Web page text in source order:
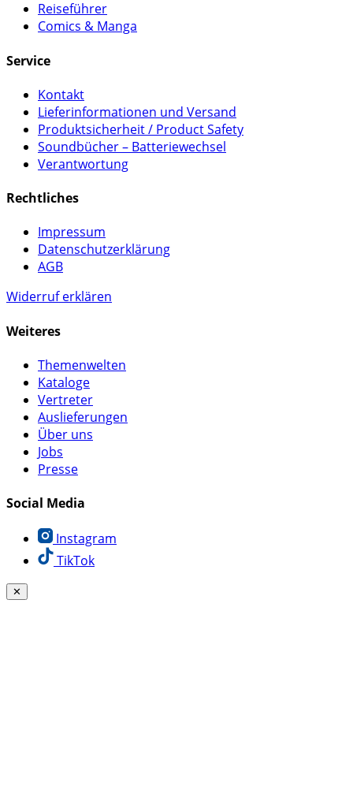
Reiseführer
Comics & Manga
Service
Kontakt
Lieferinformationen und Versand
Produktsicherheit / Product Safety
Soundbücher – Batteriewechsel
Verantwortung
Rechtliches
Impressum
Datenschutzerklärung
AGB
Widerruf erklären
Weiteres
Themenwelten
Kataloge
Vertreter
Auslieferungen
Über uns
Jobs
Presse
Social Media
Instagram
TikTok
✕